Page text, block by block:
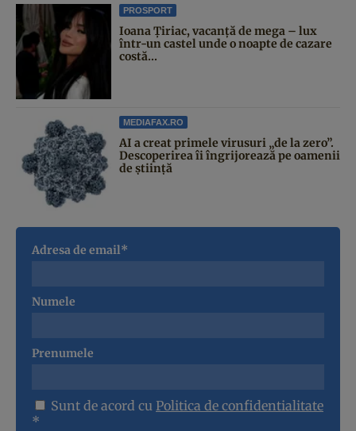
PROSPORT
Ioana Țiriac, vacanță de mega – lux
într-un castel unde o noapte de cazare
costă...
MEDIAFAX.RO
AI a creat primele virusuri „de la zero”.
Descoperirea îi îngrijorează pe oamenii
de știință
Adresa de email*
Numele
Prenumele
Sunt de acord cu Politica de confidentialitate
*